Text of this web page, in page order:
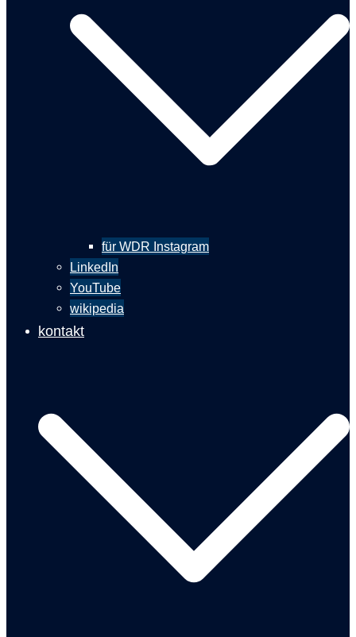
für WDR Instagram
LinkedIn
YouTube
wikipedia
kontakt